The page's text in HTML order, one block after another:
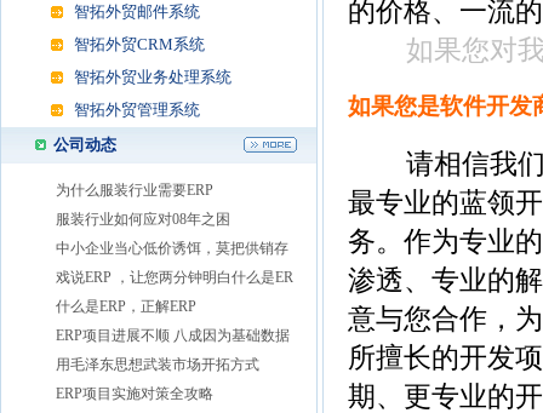
的价格、一流
如果您对
如果您是软件开发
请相信我们
最专业的蓝领
务。作为专业
渗透、专业的
意与您合作，
所擅长的开发
期、更专业的
智拓外贸邮件系统
智拓外贸CRM系统
智拓外贸业务处理系统
智拓外贸管理系统
公司动态
为什么服装行业需要ERP
服装行业如何应对08年之困
中小企业当心低价诱饵，莫把供销存
戏说ERP ，让您两分钟明白什么是ER
什么是ERP，正解ERP
ERP项目进展不顺 八成因为基础数据
用毛泽东思想武装市场开拓方式
ERP项目实施对策全攻略